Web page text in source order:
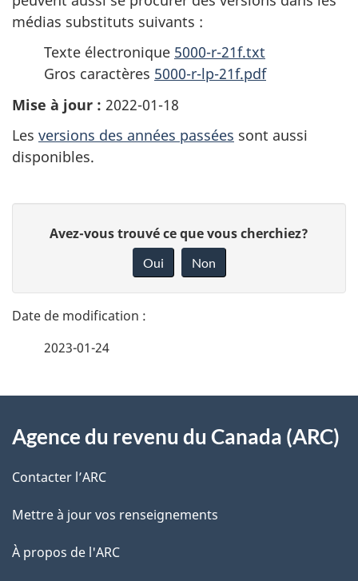
médias substituts suivants :
Texte électronique 5000-r-21f.txt
Gros caractères 5000-r-lp-21f.pdf
Mise à jour : 2022-01-18
Les versions des années passées sont aussi
disponibles.
t
a
l
s
l
a
n
o
t
r
e
é
t
Avez-vous trouvé ce que vous cherchiez?
Oui Non
2023-01-24
propos
de
ce
site
Agence du revenu du Canada (ARC)
Contacter l’ARC
Mettre à jour vos renseignements
À propos de l'ARC